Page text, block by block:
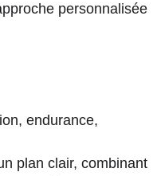
personnalisée
endurance,
plan clair, combinant